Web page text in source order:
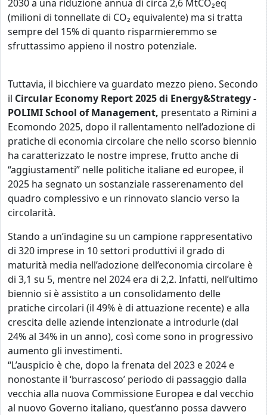
2030 a una riduzione annua di circa 2,6 MtCO₂eq
(milioni di tonnellate di CO₂ equivalente) ma si tratta
sempre del 15% di quanto risparmieremmo se
sfruttassimo appieno il nostro potenziale.
Tuttavia, il bicchiere va guardato mezzo pieno. Secondo
il Circular Economy Report 2025 di Energy&Strategy -
POLIMI School of Management, presentato a Rimini a
Ecomondo 2025, dopo il rallentamento nell’adozione di
pratiche di economia circolare che nello scorso biennio
ha caratterizzato le nostre imprese, frutto anche di
“aggiustamenti” nelle politiche italiane ed europee, il
2025 ha segnato un sostanziale rasserenamento del
quadro complessivo e un rinnovato slancio verso la
circolarità.
Stando a un’indagine su un campione rappresentativo
di 320 imprese in 10 settori produttivi il grado di
maturità media nell’adozione dell’economia circolare è
di 3,1 su 5, mentre nel 2024 era di 2,2. Infatti, nell’ultimo
biennio si è assistito a un consolidamento delle
pratiche circolari (il 49% è di attuazione recente) e alla
crescita delle aziende intenzionate a introdurle (dal
24% al 34% in un anno), così come sono in progressivo
aumento gli investimenti.
“L’auspicio è che, dopo la frenata del 2023 e 2024 e
nonostante il ‘burrascoso’ periodo di passaggio dalla
vecchia alla nuova Commissione Europea e dal vecchio
al nuovo Governo italiano, quest’anno possa davvero